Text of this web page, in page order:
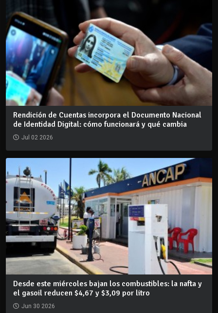
Rendición de Cuentas incorpora el Documento Nacional
de Identidad Digital: cómo funcionará y qué cambia
Jul 02 2026
Desde este miércoles bajan los combustibles: la nafta y
el gasoil reducen $4,67 y $3,09 por litro
Jun 30 2026